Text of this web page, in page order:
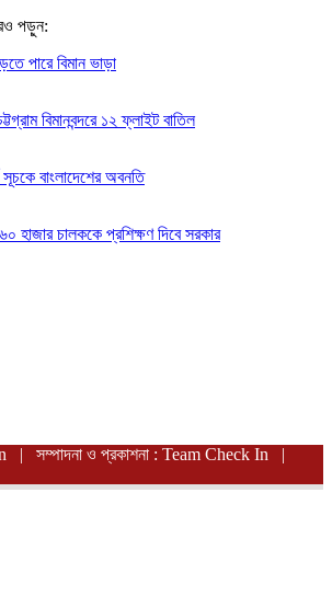
পড়ুন:
পারে বিমান ভাড়া
বিমানবন্দরে ১২ ফ্লাইট বাতিল
বাংলাদেশের অবনতি
হাজার চালককে প্রশিক্ষণ দিবে সরকার
| সম্পাদনা ও প্রকাশনা : Team Check In |